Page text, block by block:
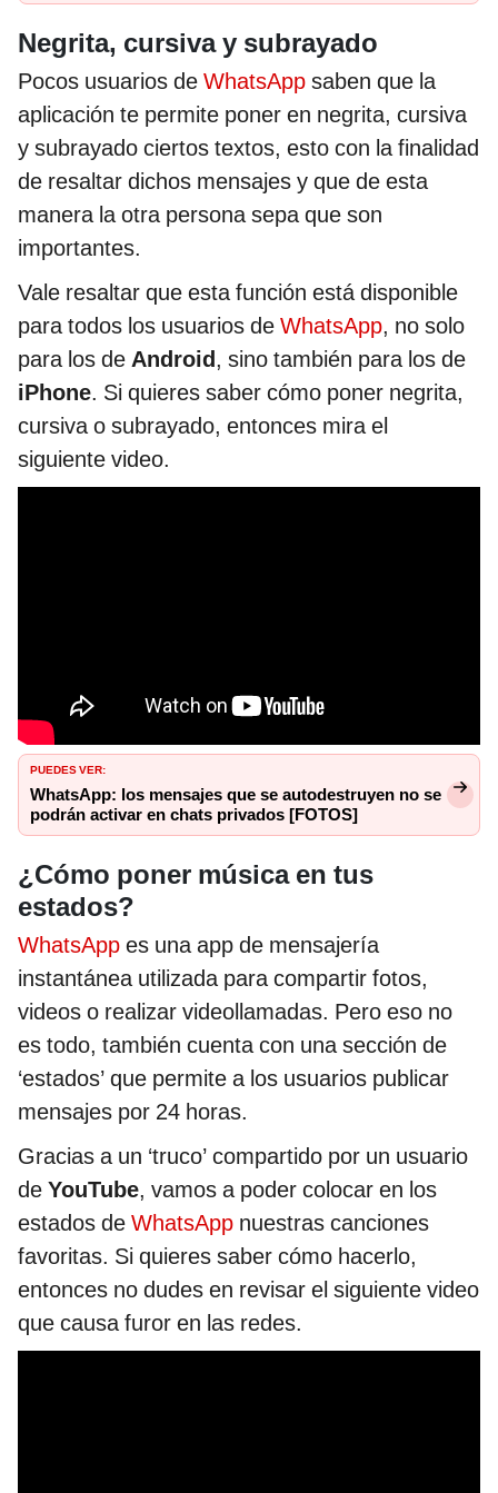
Negrita, cursiva y subrayado
Pocos usuarios de WhatsApp saben que la
aplicación te permite poner en negrita, cursiva
y subrayado ciertos textos, esto con la finalidad
de resaltar dichos mensajes y que de esta
manera la otra persona sepa que son
importantes.
Vale resaltar que esta función está disponible
para todos los usuarios de WhatsApp, no solo
para los de Android, sino también para los de
iPhone. Si quieres saber cómo poner negrita,
cursiva o subrayado, entonces mira el
siguiente video.
PUEDES VER:
WhatsApp: los mensajes que se autodestruyen no se
podrán activar en chats privados [FOTOS]
¿Cómo poner música en tus
estados?
WhatsApp es una app de mensajería
instantánea utilizada para compartir fotos,
videos o realizar videollamadas. Pero eso no
es todo, también cuenta con una sección de
‘estados’ que permite a los usuarios publicar
mensajes por 24 horas.
Gracias a un ‘truco’ compartido por un usuario
de YouTube, vamos a poder colocar en los
estados de WhatsApp nuestras canciones
favoritas. Si quieres saber cómo hacerlo,
entonces no dudes en revisar el siguiente video
que causa furor en las redes.